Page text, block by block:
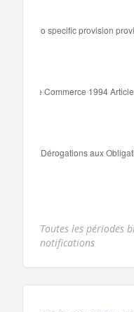
Toutes les périodes
notifications